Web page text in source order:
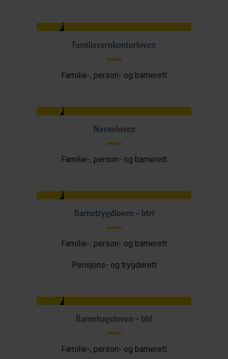
Familievernkontorloven
Familie-, person- og barnerett
Navneloven
Familie-, person- og barnerett
Barnetrygdloven – btrl
Familie-, person- og barnerett
Pensjons- og trygderett
Barnehageloven – bhl
Familie-, person- og barnerett